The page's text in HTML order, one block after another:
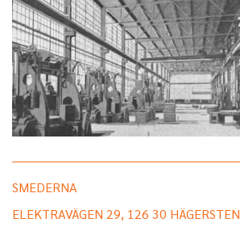
SMEDERNA
ELEKTRAVÄGEN 29, 126 30 HÄGERSTEN